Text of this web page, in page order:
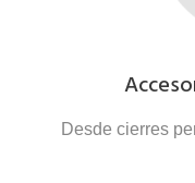
Desde cierres